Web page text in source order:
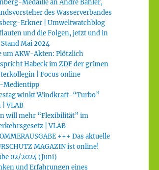
Medaille an André Bähler,
des Wasserverbandes
Erkner | Umweltwatchblog
und die Folgen, jetzt und in
Mai 2024
um AKW-Akten: Plötzlich
Habeck im ZDF der grünen
| Focus online
Medientipp
winkt Windkraft-“Turbo”
| VLAB
will mehr “Flexibilität” im
| VLAB
+++ Das aktuelle
MAGAZIN ist online!
02/2024 (Juni)
und Erfahrungen eines